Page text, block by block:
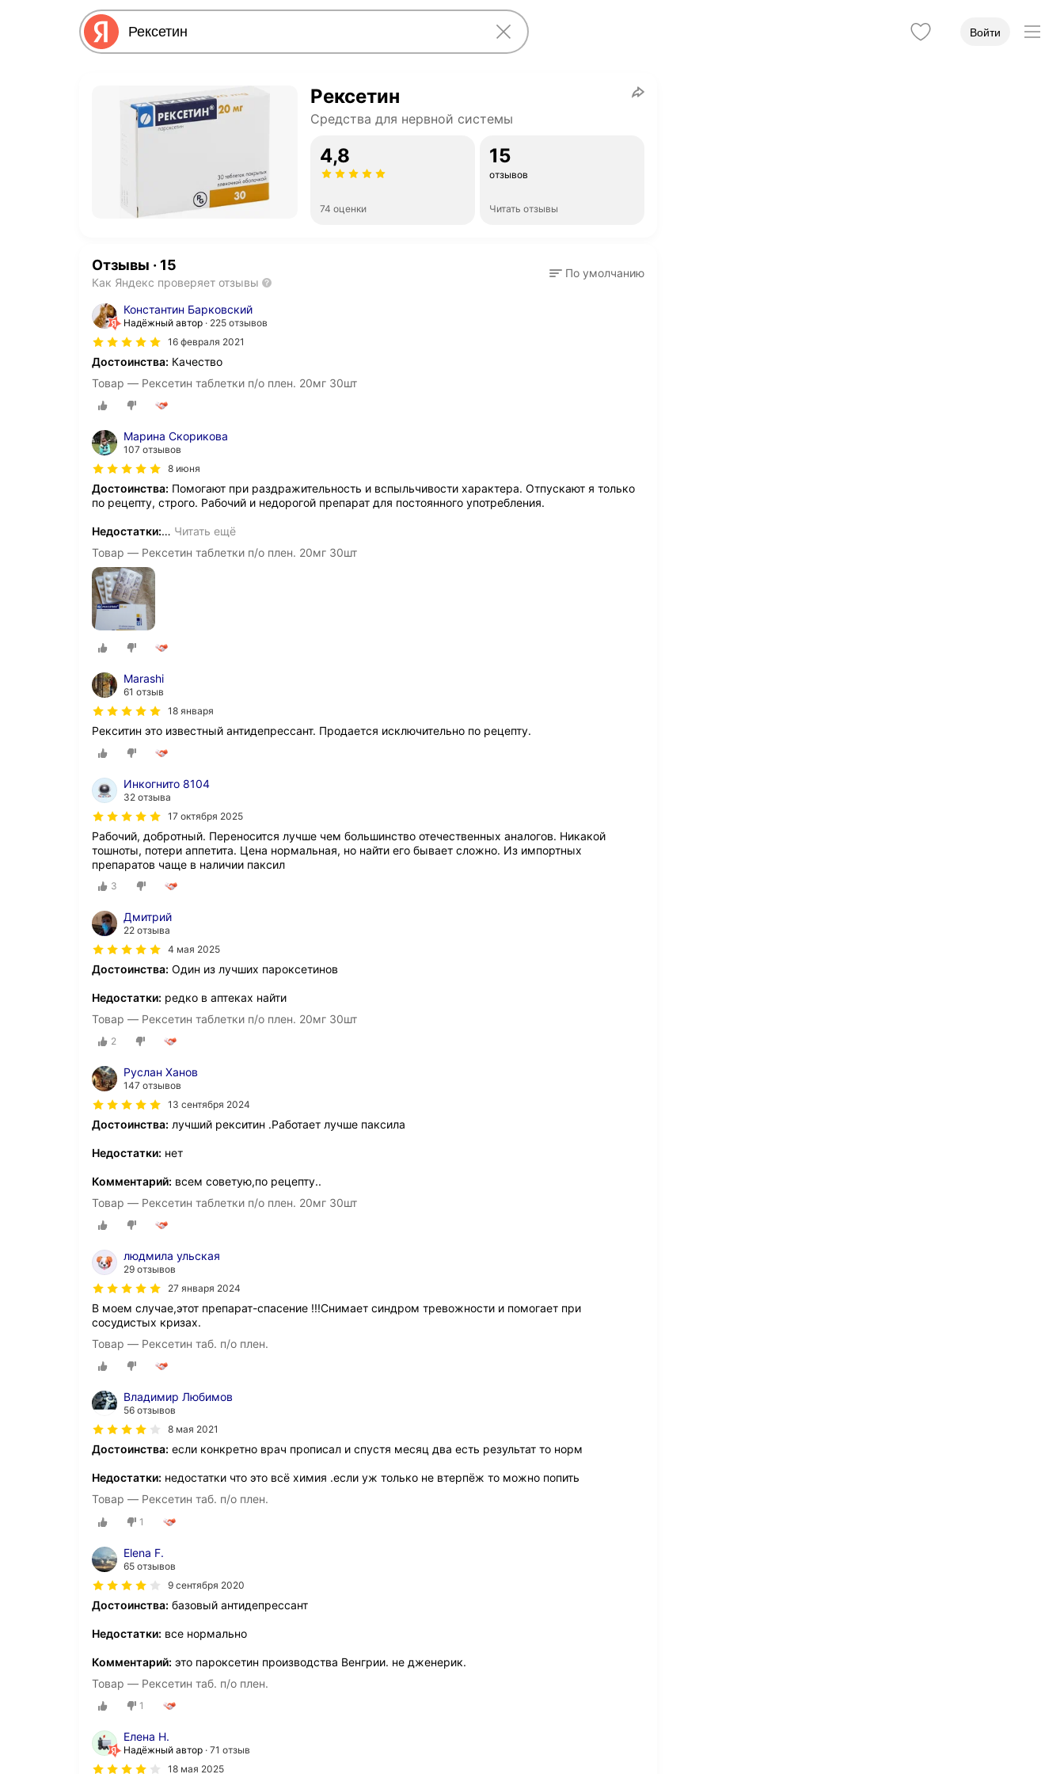
Войти
Рексетин
Средства для нервной системы
4,8
74 оценки
15
отзывов
Читать отзывы
Отзывы · 15
Как Яндекс проверяет отзывы
По умолчанию
Константин Барковский
Надёжный автор
225 отзывов
16 февраля 2021
Достоинства: Качество
Товар — Рексетин таблетки п/о плен. 20мг 30шт
Марина Скорикова
107 отзывов
8 июня
Достоинства: Помогают при раздражительность и вспыльчивости характера. Отпускают я только
по рецепту, строго. Рабочий и недорогой препарат для постоянного употребления.
Недостатки:… Читать ещё
Товар — Рексетин таблетки п/о плен. 20мг 30шт
Marashi
61 отзыв
18 января
Рекситин это известный антидепрессант. Продается исключительно по рецепту.
Инкогнито 8104
32 отзыва
17 октября 2025
Рабочий, добротный. Переносится лучше чем большинство отечественных аналогов. Никакой
тошноты, потери аппетита. Цена нормальная, но найти его бывает сложно. Из импортных
препаратов чаще в наличии паксил
3
Дмитрий
22 отзыва
4 мая 2025
Достоинства: Один из лучших пароксетинов
Недостатки: редко в аптеках найти
Товар — Рексетин таблетки п/о плен. 20мг 30шт
2
Руслан Ханов
147 отзывов
13 сентября 2024
Достоинства: лучший рекситин .Работает лучше паксила
Недостатки: нет
Комментарий: всем советую,по рецепту..
Товар — Рексетин таблетки п/о плен. 20мг 30шт
людмила ульская
29 отзывов
27 января 2024
В моем случае,этот препарат-спасение !!!Снимает синдром тревожности и помогает при
сосудистых кризах.
Товар — Рексетин таб. п/о плен.
Владимир Любимов
56 отзывов
8 мая 2021
Достоинства: если конкретно врач прописал и спустя месяц два есть результат то норм
Недостатки: недостатки что это всё химия .если уж только не втерпёж то можно попить
Товар — Рексетин таб. п/о плен.
1
Elena F.
65 отзывов
9 сентября 2020
Достоинства: базовый антидепрессант
Недостатки: все нормально
Комментарий: это пароксетин производства Венгрии. не дженерик.
Товар — Рексетин таб. п/о плен.
1
Елена Н.
Надёжный автор 71 отзыв
18 мая 2025